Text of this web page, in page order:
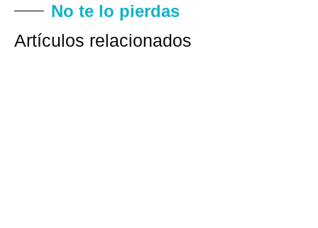
No te lo pierdas
Artículos relacionados